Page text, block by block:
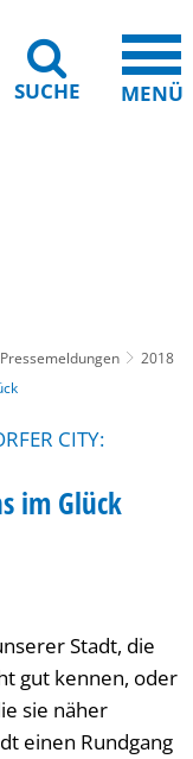
SUCHE MENÜ
Pressemeldungen
2018
CITY:
im Glück
Stadt, die
gut kennen, oder
sie näher
einen Rundgang